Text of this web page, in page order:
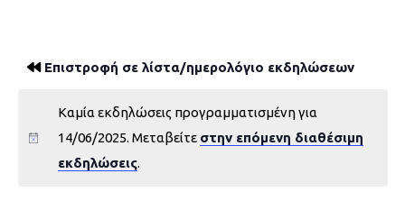
Επιστροφή σε λίστα/ημερολόγιο εκδηλώσεων
Καμία εκδηλώσεις προγραμματισμένη για
14/06/2025. Μεταβείτε στην επόμενη διαθέσιμη
εκδηλώσεις.